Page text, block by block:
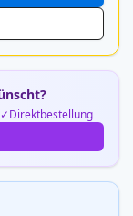
Direktbestellung